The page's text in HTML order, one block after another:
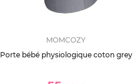
MOMCOZY
Porte bébé physiologique coton grey